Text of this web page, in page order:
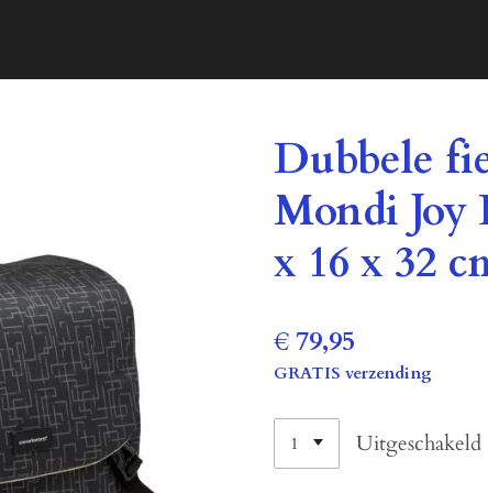
Dubbele
Mondi Joy
x 16 x 32
€ 79,95
GRATIS verzending
Uitgeschakeld